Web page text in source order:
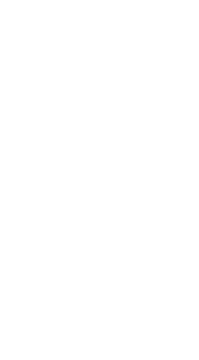
zaman sizi duyarlar
sizi duyarlar veya
"Hayır
ibadet ederken
atalarınızın ve
musunuz? Doğrusu
Dostum ancak
doğru yola
de O'dur. Hasta
öldürecek, sonra